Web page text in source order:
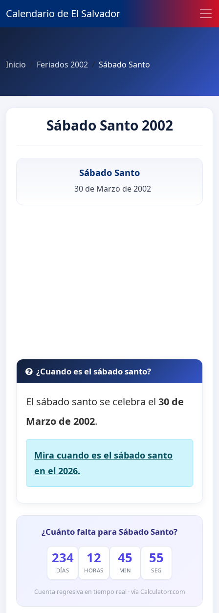
Calendario de El Salvador
Inicio Feriados 2002 Sábado Santo
Sábado Santo 2002
Sábado Santo
30 de Marzo de 2002
¿Cuando es el sábado santo?
El sábado santo se celebra el30 de
Marzo de 2002.
Mira cuando es el sábado santo
en el 2026.
¿Cuánto falta para Sábado Santo?
234
DÍAS
12
HORAS
45
MIN
55
SEG
Cuenta regresiva en tiempo real · vía Calculatorr.com